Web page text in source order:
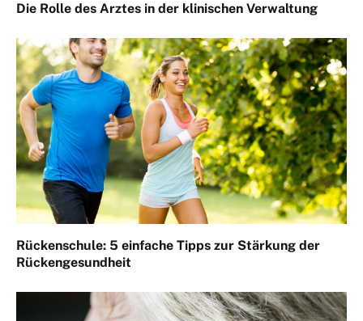
Die Rolle des Arztes in der klinischen Verwaltung
Rückenschule: 5 einfache Tipps zur Stärkung der
Rückengesundheit